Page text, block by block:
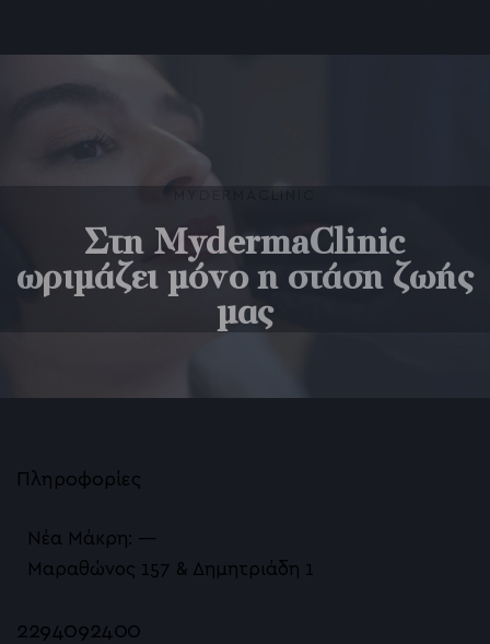
Στη MydermaClinic
ωριμάζει μόνο η στάση ζωής
μας
Πληροφορίες
Νέα Μάκρη: —
Μαραθώνος 157 & Δημητριάδη 1
2294092400